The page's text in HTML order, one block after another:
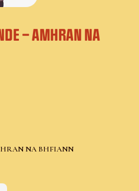
NA BHFIANN
– AMHRAN NA